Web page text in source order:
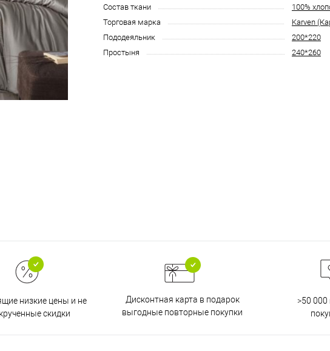
Состав ткани
100%
Торговая марка
Karven
Пододеяльник
200*220
Простыня
240*260
низкие цены и не
скидки
Дисконтная карта в подарок
выгодные повторные покупки
>50